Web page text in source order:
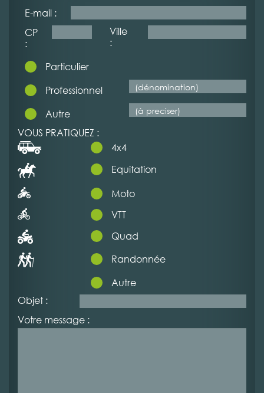
E-mail :
CP
:
Ville
:
Particulier
Professionnel
Autre
VOUS PRATIQUEZ :
4x4
Equitation
Moto
VTT
Quad
Randonnée
Autre
Objet :
Votre message :